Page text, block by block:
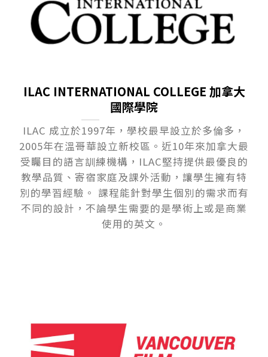
ILAC INTERNATIONAL COLLEGE 加拿大
國際學院
ILAC 成立於1997年，學校最早設立於多倫多，
2005年在溫哥華設立新校區。近10年來加拿大最
受矚目的語言訓練機構，ILAC堅持提供最優良的
教學品質、寄宿家庭及課外活動，讓學生擁有特
別的學習經驗。 課程能針對學生個別的需求而有
不同的設計，不論學生需要的是學術上或是商業
使用的英文。